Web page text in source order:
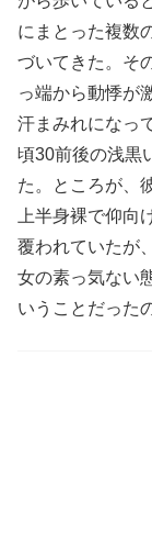
にまとった複数
づいてきた。そ
っ端から動悸が
汗まみれになっ
頃30前後の浅黒
た。ところが、
上半身裸で仰向
覆われていたが
女の素っ気ない
いうことだった